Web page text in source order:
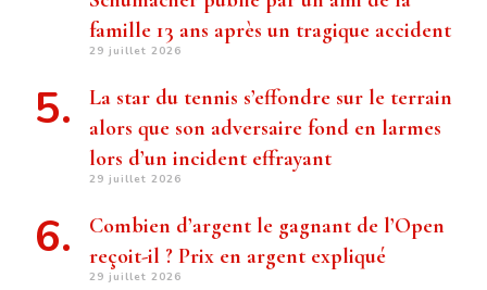
famille 13 ans après un tragique accident
29 juillet 2026
La star du tennis s’effondre sur le terrain
alors que son adversaire fond en larmes
lors d’un incident effrayant
29 juillet 2026
Combien d’argent le gagnant de l’Open
reçoit-il ? Prix ​​en argent expliqué
29 juillet 2026